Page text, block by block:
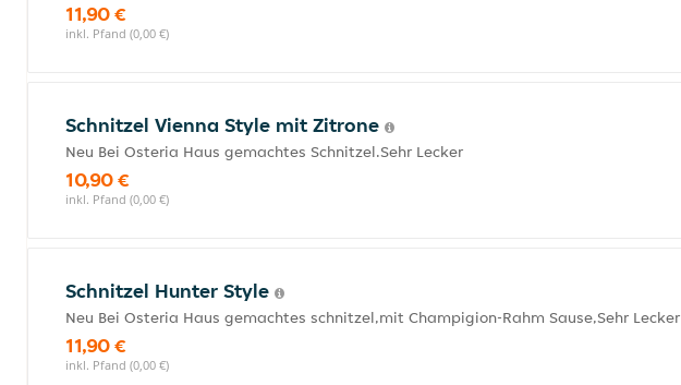
11,90 €
inkl. Pfand (0,00 €)
Schnitzel Vienna Style mit Zitrone
Neu Bei Osteria Haus gemachtes Schnitzel.Sehr Lecker
10,90 €
inkl. Pfand (0,00 €)
Schnitzel Hunter Style
Neu Bei Osteria Haus gemachtes schnitzel,mit Champigion-Rahm Sause,Sehr Lecker
11,90 €
inkl. Pfand (0,00 €)